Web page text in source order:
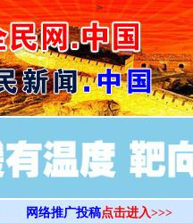
>
网络推广投稿点击进入>>>